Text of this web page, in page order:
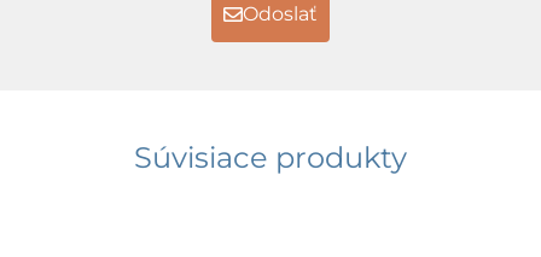
Odoslať
Súvisiace produkty